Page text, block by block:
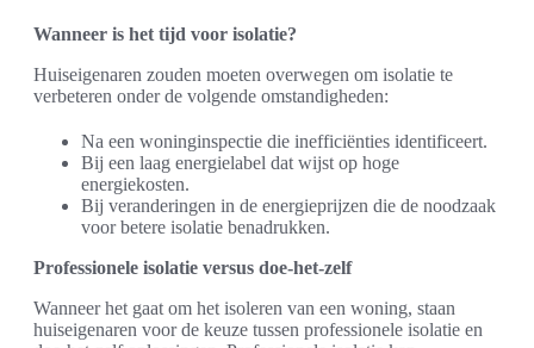
Wanneer is het tijd voor isolatie?
Huiseigenaren zouden moeten overwegen om isolatie te
verbeteren onder de volgende omstandigheden:
Na een woninginspectie die inefficiënties identificeert.
Bij een laag energielabel dat wijst op hoge
energiekosten.
Bij veranderingen in de energieprijzen die de noodzaak
voor betere isolatie benadrukken.
Professionele isolatie versus doe-het-zelf
Wanneer het gaat om het isoleren van een woning, staan
huiseigenaren voor de keuze tussen professionele isolatie en